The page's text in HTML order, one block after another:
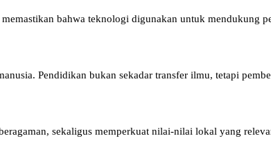
bahwa teknologi digunakan untuk mendukung
Pendidikan bukan sekadar transfer ilmu, tetapi
sekaligus memperkuat nilai-nilai lokal yang